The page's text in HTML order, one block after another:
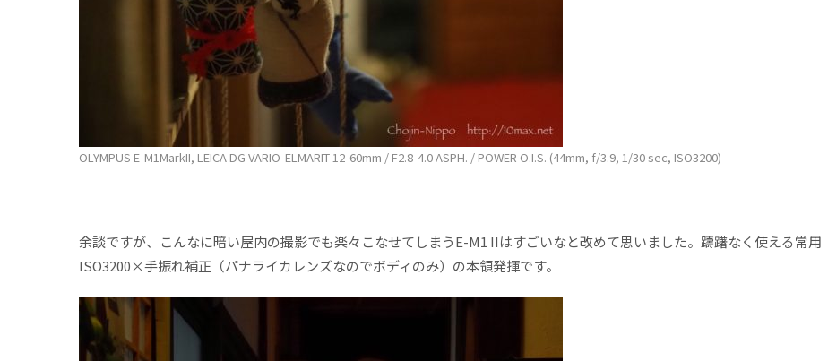
OLYMPUS E-M1MarkII, LEICA DG VARIO-ELMARIT 12-60mm / F2.8-4.0 ASPH. / POWER O.I.S. (44mm, f/3.9, 1/30 sec, ISO3200)
余談ですが、こんなに暗い屋内の撮影でも楽々こなせてしまうE-M1 IIはすごいなと改めて思いました。躊躇なく使える常用
ISO3200×手振れ補正（パナライカレンズなのでボディのみ）の本領発揮です。